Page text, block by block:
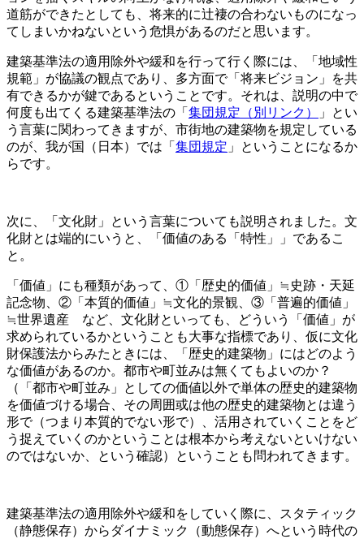
道筋ができたとしても、将来的に辻褄の合わないものになっ
てしまいかねないという危惧があるのだと思います。
建築基準法の適用除外や緩和を行って行く際には、「地域性
規範」が協議の観点であり、多方面で「将来ビジョン」を共
有できるかが鍵であるということです。それは、説明の中で
何度も出てくる建築基準法の「 集団規定（別リンク）
」とい
う言葉に関わってきますが、市街地の建築物を規定している
のが、我が国（日本）では「 集団規定 」ということになるか
らです。
次に、「文化財」という言葉についても説明されました。文
化財とは端的にいうと、「価値のある「特性」」であるこ
と。
「価値」にも種類があって、①「歴史的価値」≒史跡・天延
記念物、②「本質的価値」≒文化的景観、③「普遍的価値」
≒世界遺産 など、文化財といっても、どういう「価値」が
求められているかということも大事な指標であり、仮に文化
財保護法からみたときには、「歴史的建築物」にはどのよう
な価値があるのか。都市や町並みは無くてもよいのか？
（「都市や町並み」としての価値以外で単体の歴史的建築物
を価値づける場合、その周囲或は他の歴史的建築物とは違う
形で（つまり本質的でない形で）、活用されていくことをど
う捉えていくのかということは根本から考えないといけない
のではないか、という確認）ということも問われてきます。
建築基準法の適用除外や緩和をしていく際に、スタティック
（静態保存）からダイナミック（動態保存）へという時代の